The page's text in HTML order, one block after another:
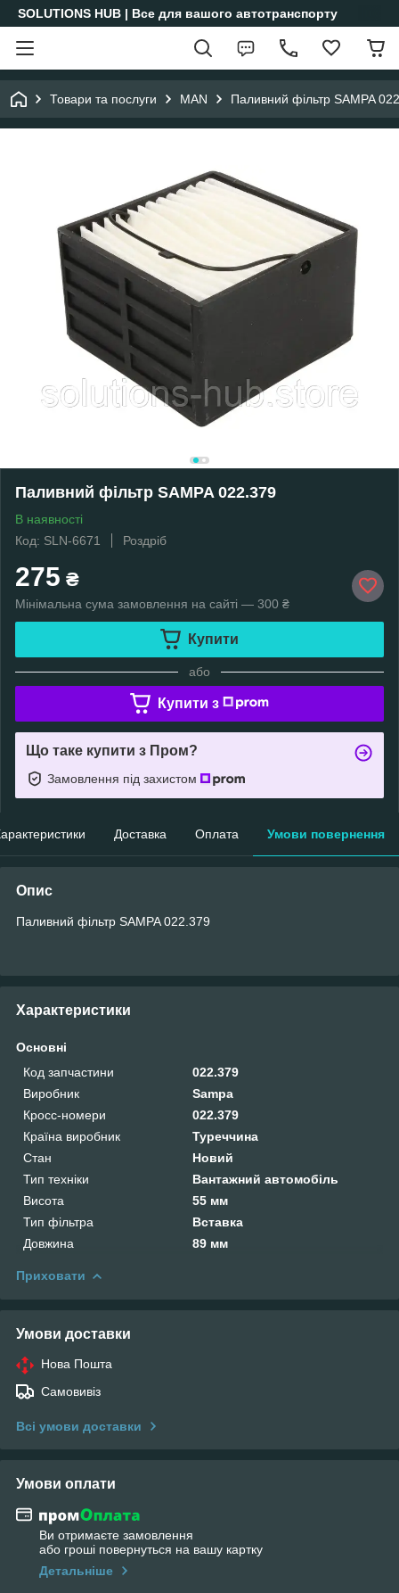
SOLUTIONS HUB | Все для вашого автотранспорту
Товари та послуги MAN Паливний фільтр SAMPA
Паливний фільтр SAMPA 022.379
В наявності
Код: SLN-6671
Роздріб
275 ₴
Мінімальна сума замовлення на сайті — 300 ₴
Купити
або
Купити з
Що таке купити з Пром?
Замовлення під захистом
Доставка Оплата Умови повернення
Опис
Паливний фільтр SAMPA 022.379
Характеристики
Основні
Код запчастини
022.379
Виробник
Sampa
Кросс-номери
022.379
Країна виробник
Туреччина
Стан
Новий
Тип техніки
Вантажний автомобіль
Висота
55 мм
Тип фільтра
Вставка
Довжина
89 мм
Приховати
Умови доставки
Нова Пошта
Самовивіз
Всі умови доставки
Умови оплати
Ви отримаєте замовлення
або гроші повернуться на вашу картку
Детальніше